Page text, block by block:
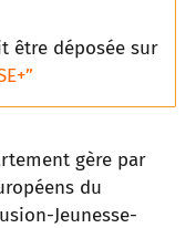
être déposée sur
gère par
du
Jeunesse-